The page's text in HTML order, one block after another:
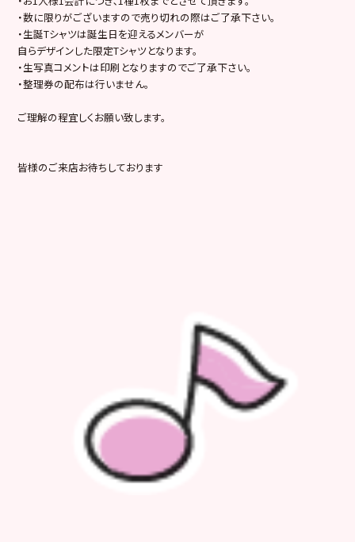
・数に限りがございますので売り切れの際はご了承下さい。
・生誕Tシャツは誕生日を迎えるメンバーが
自らデザインした限定Tシャツとなります。
・生写真コメントは印刷となりますのでご了承下さい。
・整理券の配布は行いません。
ご理解の程宜しくお願い致します。
皆様のご来店お待ちしております